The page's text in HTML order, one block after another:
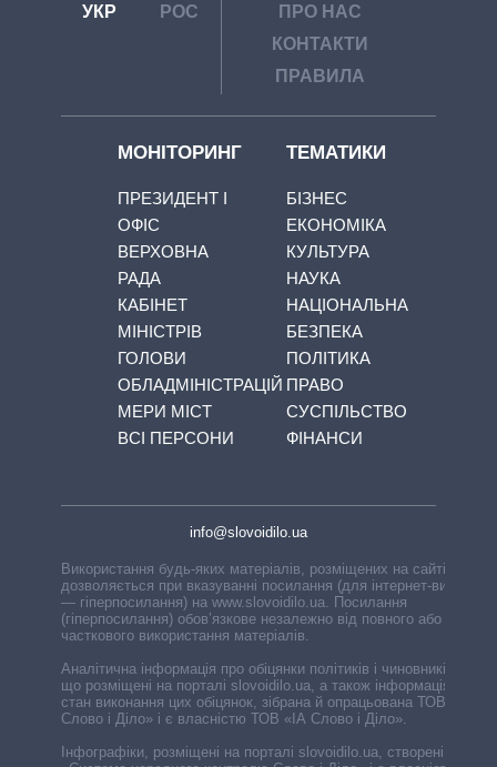
УКР РОС
ПРО НАС
КОНТАКТИ
ПРАВИЛА
МОНІТОРИНГ
ПРЕЗИДЕНТ І
ОФІС
ВЕРХОВНА
РАДА
КАБІНЕТ
МІНІСТРІВ
ГОЛОВИ
ОБЛАДМІНІСТРАЦІЙ
МЕРИ МІСТ
ВСІ ПЕРСОНИ
ТЕМАТИКИ
БІЗНЕС
ЕКОНОМІКА
КУЛЬТУРА
НАУКА
НАЦІОНАЛЬНА
БЕЗПЕКА
ПОЛІТИКА
ПРАВО
СУСПІЛЬСТВО
ФІНАНСИ
info@slovoidilo.ua
Використання будь-яких матеріалів, розміщених на сайті,
дозволяється при вказуванні посилання (для інтернет-видань
— гіперпосилання) на www.slovoidilo.ua. Посилання
(гіперпосилання) обов’язкове незалежно від повного або
часткового використання матеріалів.
Аналітична інформація про обіцянки політиків і чиновників,
що розміщені на порталі slovoidilo.ua, а також інформація про
стан виконання цих обіцянок, зібрана й опрацьована ТОВ «ІА
Слово і Діло» і є власністю ТОВ «ІА Слово і Діло».
Інфографіки, розміщені на порталі slovoidilo.ua, створені ГО